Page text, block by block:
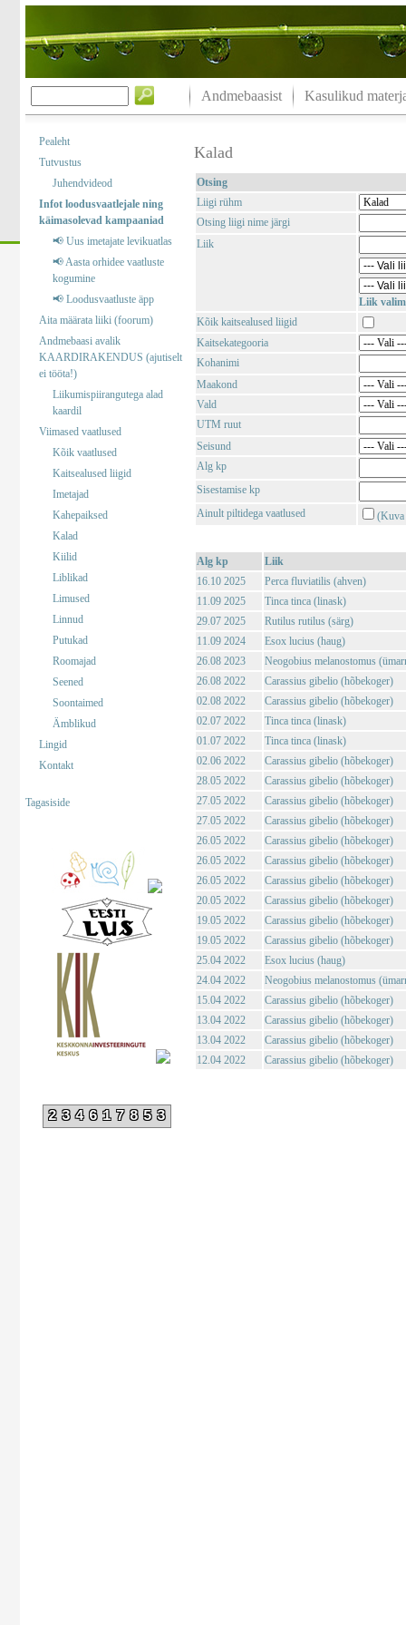
Andmebaasist Kasulikud
Pealeht
Tutvustus
Juhendvideod
Infot loodusvaatlejale ning
käimasolevad kampaaniad
📢 Uus imetajate levikuatlas
📢 Aasta orhidee vaatluste
kogumine
📢 Loodusvaatluste äpp
Aita määrata liiki (foorum)
Andmebaasi avalik
KAARDIRAKENDUS (ajutiselt
ei tööta!)
Liikumispiirangutega alad
kaardil
Viimased vaatlused
Kõik vaatlused
Kaitsealused liigid
Imetajad
Kahepaiksed
Kalad
Kiilid
Liblikad
Limused
Linnud
Putukad
Roomajad
Seened
Soontaimed
Ämblikud
Lingid
Kontakt
Tagasiside
234617853
Kalad
Otsing
Liigi rühm
Otsing liigi nime järgi
Liik
Liik
Kõik kaitsealused liigid
Kaitsekategooria
Kohanimi
Maakond
Vald
UTM ruut
Seisund
Alg kp
Sisestamise kp
Ainult piltidega vaatlused
(Kuva
Alg kp
Liik
16.10 2025
Perca fluviatilis (ahven)
11.09 2025
Tinca tinca (linask)
29.07 2025
Rutilus rutilus (särg)
11.09 2024
Esox lucius (haug)
26.08 2023
Neogobius melanostomus
26.08 2022
Carassius gibelio (hõbekoger)
02.08 2022
Carassius gibelio (hõbekoger)
02.07 2022
Tinca tinca (linask)
01.07 2022
Tinca tinca (linask)
02.06 2022
Carassius gibelio (hõbekoger)
28.05 2022
Carassius gibelio (hõbekoger)
27.05 2022
Carassius gibelio (hõbekoger)
27.05 2022
Carassius gibelio (hõbekoger)
26.05 2022
Carassius gibelio (hõbekoger)
26.05 2022
Carassius gibelio (hõbekoger)
26.05 2022
Carassius gibelio (hõbekoger)
20.05 2022
Carassius gibelio (hõbekoger)
19.05 2022
Carassius gibelio (hõbekoger)
19.05 2022
Carassius gibelio (hõbekoger)
25.04 2022
Esox lucius (haug)
24.04 2022
Neogobius melanostomus
15.04 2022
Carassius gibelio (hõbekoger)
13.04 2022
Carassius gibelio (hõbekoger)
13.04 2022
Carassius gibelio (hõbekoger)
12.04 2022
Carassius gibelio (hõbekoger)